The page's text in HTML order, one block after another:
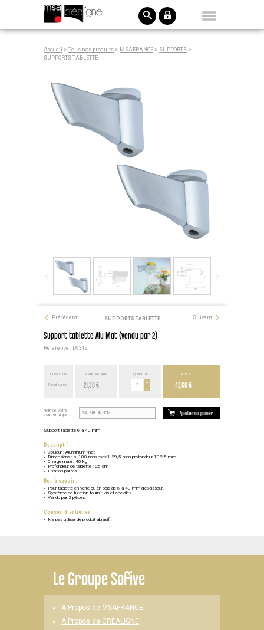
Accueil > Tous nos produits > MSAFRANCE > SUPPORTS >
SUPPORTS TABLETTE
Précédent SUPPORTS TABLETTE Suivant
Support tablette Alu Mat (vendu par 2)
Référence : D9312
CONDITION
Point euros
PRIX UNITAIRE
21,30 €
QUANTITÉ
+
-
TOTAL H.T.
42,60 €
Nom de votre
contremarque :
Ajouter au panier
Support tablette 6 à 40 mm
Descriptif :
Couleur : Aluminium mat
Dimensions : h. 100 mm maxi l. 29,5 mm profondeur 102,5 mm
Charge maxi : 40 kg
Profondeur de tablette : 25 cm
Fixation par vis
Bon à savoir :
Pour tablette en verre ou en bois de 6 à 40 mm d'épaisseur.
Système de fixation fourni : vis et chevilles.
Vendu par 2 pièces.
Conseil d'entretien :
Ne pas utiliser de produit abrasif.
LeGroupe Sofive
A Propos de MSAFRANCE
A Propos de CREALIGNE